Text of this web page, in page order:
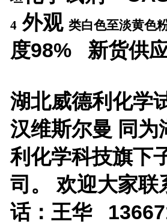
4 外观 类白色至淡黄色
度98% 新货供
湖北威德利化学
汉维斯尔曼 同为
利化学科技旗下
司。 欢迎大家
话：王华